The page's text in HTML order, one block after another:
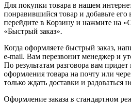
Для покупки товара в нашем
понравившийся товар и добавьте его
перейдите в Корзину и нажмите на
«Быстрый заказ».
Когда оформляете быстрый заказ,
e-mail. Вам перезвонит менеджер и
По результатам разговора вам
оформления товара на почту или
только ждать доставки и радоваться
Оформление заказа в стандартном